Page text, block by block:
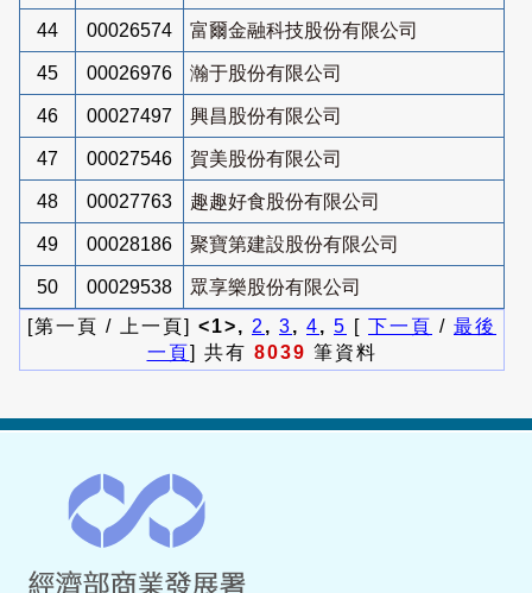
44 00026574 富爾金融科技股份有限公司
45 00026976 瀚于股份有限公司
46 00027497 興昌股份有限公司
47 00027546 賀美股份有限公司
48 00027763 趣趣好食股份有限公司
49 00028186 聚寶第建設股份有限公司
50 00029538
眾享樂股份有限公司
[第一頁 / 上一頁] <1>, 2 , 3, 4, 5 [ 下一頁 / 最後
一頁] 共有 8039 筆資料